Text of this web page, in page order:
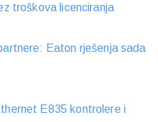
troškova licenciranja
Eaton rješenja sada
E835 kontrolere i